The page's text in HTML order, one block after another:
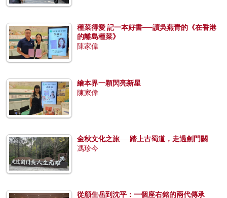
種菜得愛 記一本好書──讀吳燕青的《在香港
的離島種菜》
陳家偉
繪本界一顆閃亮新星
陳家偉
金秋文化之旅──踏上古蜀道，走過劍門關
馮珍今
從顧生岳到沈平：一個座右銘的兩代傳承